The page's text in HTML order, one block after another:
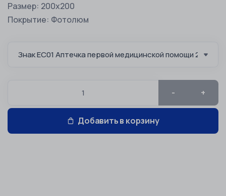
Размер: 200х200
Покрытие: Фотолюм
- +
Добавить в корзину